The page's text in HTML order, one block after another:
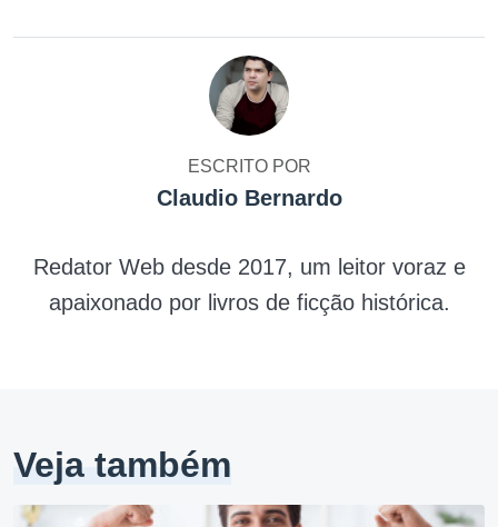
ESCRITO POR
Claudio Bernardo
Redator Web desde 2017, um leitor voraz e
apaixonado por livros de ficção histórica.
Veja também